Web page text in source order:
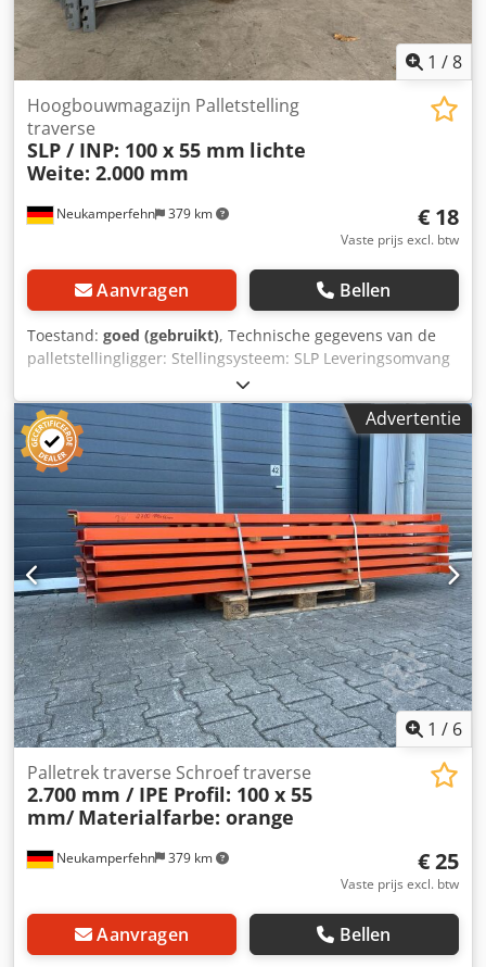
1 /8
Neukamperfehn 379 km
Hoogbouwmagazijn Palletstelling
traverse
SLP / INP: 100 x 55 mm lichte
Weite: 2.000 mm
€ 18
Vaste prijs excl. btw
Aanvragen Bellen
Toestand: goed (gebruikt), Technische gegevens van de
palletstellingligger: Stellingsysteem: SLP Leveringsomvang
omvat: Dcjdexyvznepfx Ak Ajk 01x Palletstellingligger,
gebruikt Materiaal kleur: grijs INP-profiel: 100 x 50 mm
Aanhaak: 3 HK (haken) Vrije overspanning: 2.000 mm 02x
Borgpen, gebruikt Uitvoering: volledig verzinkt Voor de
borging van de dwarsliggers tegen onbedoeld optillen Uw
contactpersonen bij ons: Dhr.: Andre Evering Dhr.: Mario
Klöver Dhr.: Falk Deutsch Algemene informatie over het
artikel: Dit artikel wordt alleen aangeboden voor afhaling.
Indien gewenst transport of verzending, brengt dit extra
kosten met zich mee, die apart opgevraagd kunnen
worden afhankelijk van de leverlocatie en omvang van de
levering.
Advertentie
1 / 6
Neukamperfehn 379 km
Palletrek traverse Schroef traverse
2.700 mm / IPE Profil: 100 x 55
mm/ Materialfarbe: orange
€ 25
Vaste prijs excl. btw
Aanvragen Bellen